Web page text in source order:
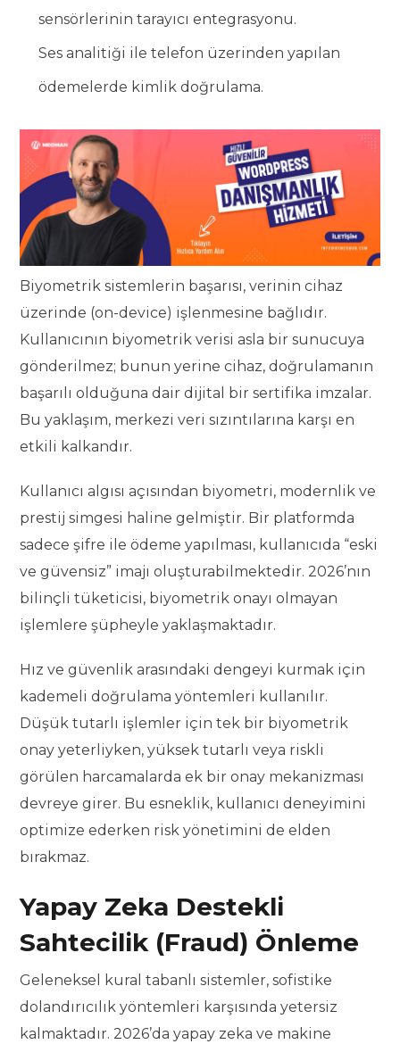
sensörlerinin tarayıcı entegrasyonu.
Ses analitiği ile telefon üzerinden yapılan
ödemelerde kimlik doğrulama.
Biyometrik sistemlerin başarısı, verinin cihaz
üzerinde (on-device) işlenmesine bağlıdır.
Kullanıcının biyometrik verisi asla bir sunucuya
gönderilmez; bunun yerine cihaz, doğrulamanın
başarılı olduğuna dair dijital bir sertifika imzalar.
Bu yaklaşım, merkezi veri sızıntılarına karşı en
etkili kalkandır.
Kullanıcı algısı açısından biyometri, modernlik ve
prestij simgesi haline gelmiştir. Bir platformda
sadece şifre ile ödeme yapılması, kullanıcıda “eski
ve güvensiz” imajı oluşturabilmektedir. 2026’nın
bilinçli tüketicisi, biyometrik onayı olmayan
işlemlere şüpheyle yaklaşmaktadır.
Hız ve güvenlik arasındaki dengeyi kurmak için
kademeli doğrulama yöntemleri kullanılır.
Düşük tutarlı işlemler için tek bir biyometrik
onay yeterliyken, yüksek tutarlı veya riskli
görülen harcamalarda ek bir onay mekanizması
devreye girer. Bu esneklik, kullanıcı deneyimini
optimize ederken risk yönetimini de elden
bırakmaz.
Yapay Zeka Destekli
Sahtecilik (Fraud) Önleme
Geleneksel kural tabanlı sistemler, sofistike
dolandırıcılık yöntemleri karşısında yetersiz
kalmaktadır. 2026’da yapay zeka ve makine